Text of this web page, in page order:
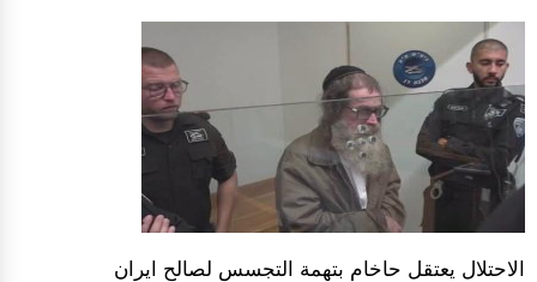
الاحتلال يعتقل حاخام بتهمة التجسس لصالح ايران